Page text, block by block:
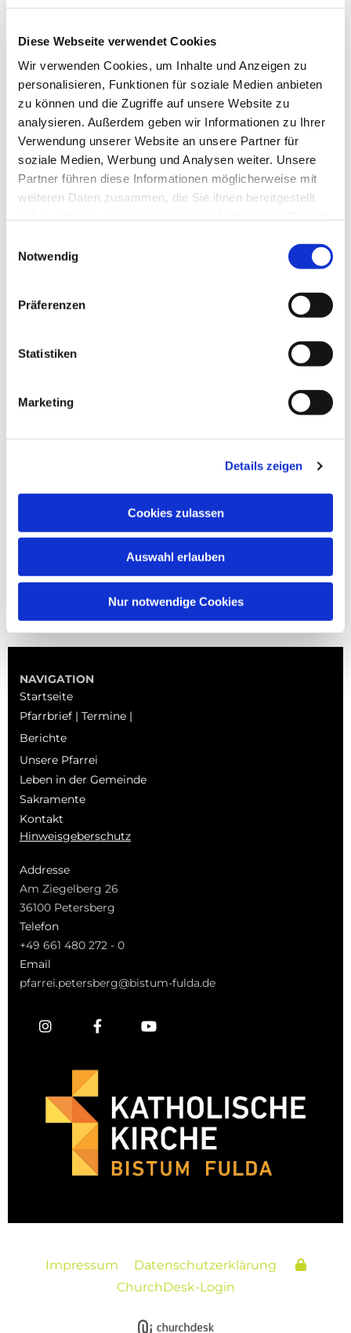
Diese Webseite verwendet Cookies
Wir verwenden Cookies, um Inhalte und Anzeigen zu
personalisieren, Funktionen für soziale Medien anbieten
zu können und die Zugriffe auf unsere Website zu
analysieren. Außerdem geben wir Informationen zu Ihrer
Verwendung unserer Website an unsere Partner für
soziale Medien, Werbung und Analysen weiter. Unsere
Partner führen diese Informationen möglicherweise mit
weiteren Daten zusammen, die Sie ihnen bereitgestellt
Notwendig
Präferenzen
Statistiken
Marketing
Details zeigen
Cookies zulassen
Auswahl erlauben
Nur notwendige Cookies
Dies könnte Sie auch
interessieren
NAVIGATION
Startseite
Pfarrbrief | Termine |
Berichte
Unsere Pfarrei
Leben in der Gemeinde
Sakramente
Kontakt
Hinweisgeberschutz
Addresse
Am Ziegelberg 26
36100 Petersberg
Telefon
+49 661 480 272 - 0
Email
pfarrei.petersberg@bistum-fulda.de
Impressum
Datenschutzerklärung
ChurchDesk-Login